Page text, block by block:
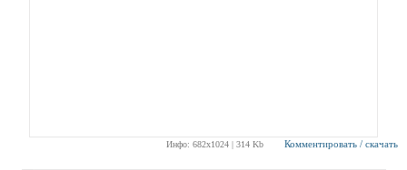
Инфо: 682х1024 | 314 Kb Комментировать / скачать